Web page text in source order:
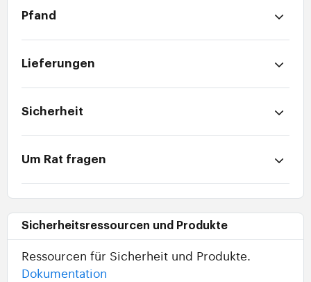
Pfand
Lieferungen
Sicherheit
Um Rat fragen
Sicherheitsressourcen und Produkte
Ressourcen für Sicherheit und Produkte.
Dokumentation